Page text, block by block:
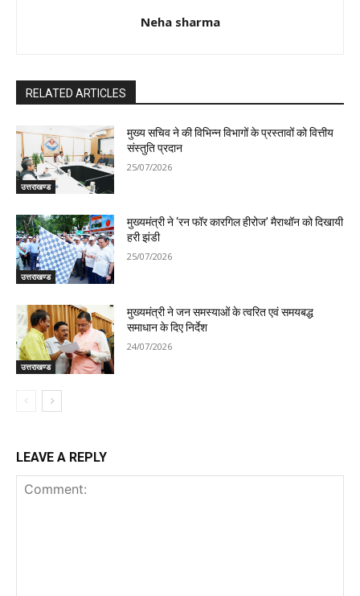
Neha sharma
RELATED ARTICLES
उत्तराखण्ड
मुख्य सचिव ने की विभिन्न विभागों के प्रस्तावों को वित्तीय
संस्तुति प्रदान
25/07/2026
उत्तराखण्ड
मुख्यमंत्री ने ‘रन फॉर कारगिल हीरोज’ मैराथॉन को दिखायी
हरी झंडी
25/07/2026
उत्तराखण्ड
मुख्यमंत्री ने जन समस्याओं के त्वरित एवं समयबद्ध
समाधान के दिए निर्देश
24/07/2026
LEAVE A REPLY